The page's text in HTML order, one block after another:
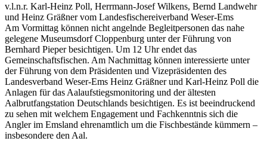
v.l.n.r. Karl-Heinz Poll, Herrmann-Josef Wilkens, Bernd Landwehr
und Heinz Gräßner vom Landesfischereiverband Weser-Ems
Am Vormittag können nicht angelnde Begleitpersonen das nahe
gelegene Museumsdorf Cloppenburg unter der Führung von
Bernhard Pieper besichtigen. Um 12 Uhr endet das
Gemeinschaftsfischen. Am Nachmittag können interessierte unter
der Führung von dem Präsidenten und Vizepräsidenten des
Landesverband Weser-Ems Heinz Gräßner und Karl-Heinz Poll die
Anlagen für das Aalaufstiegsmonitoring und der ältesten
Aalbrutfangstation Deutschlands besichtigen. Es ist beeindruckend
zu sehen mit welchem Engagement und Fachkenntnis sich die
Angler im Emsland ehrenamtlich um die Fischbestände kümmern –
insbesondere den Aal.